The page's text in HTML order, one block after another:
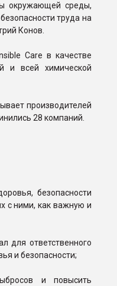
окружающей среды,
труда на
Конов.
Care в качестве
и всей химической
производителей
28 компаний.
безопасности
с ними, как важную и
для ответственного
и безопасности;
и повысить